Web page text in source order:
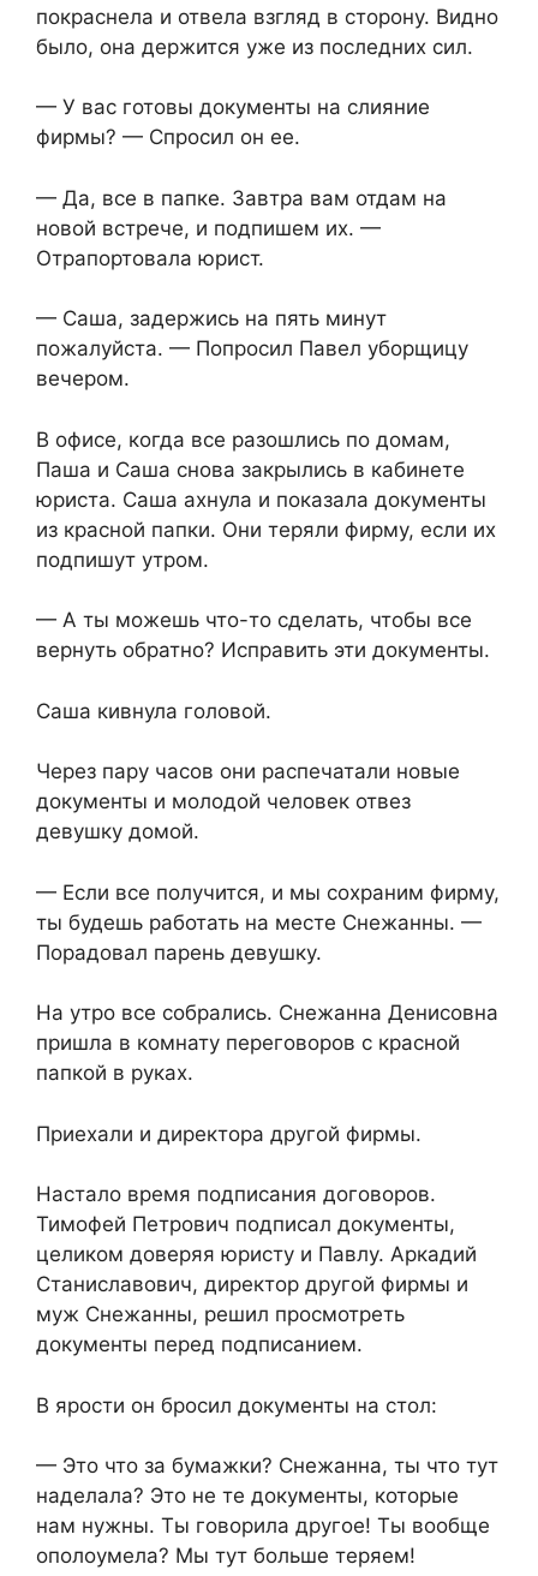
покраснела и отвела взгляд в сторону. Видно
было, она держится уже из последних сил.
— У вас готовы документы на слияние
фирмы? — Спросил он ее.
— Да, все в папке. Завтра вам отдам на
новой встрече, и подпишем их. —
Отрапортовала юрист.
— Саша, задержись на пять минут
пожалуйста. — Попросил Павел уборщицу
вечером.
В офисе, когда все разошлись по домам,
Паша и Саша снова закрылись в кабинете
юриста. Саша ахнула и показала документы
из красной папки. Они теряли фирму, если их
подпишут утром.
— А ты можешь что-то сделать, чтобы все
вернуть обратно? Исправить эти документы.
Саша кивнула головой.
Через пару часов они распечатали новые
документы и молодой человек отвез
девушку домой.
— Если все получится, и мы сохраним фирму,
ты будешь работать на месте Снежанны. —
Порадовал парень девушку.
На утро все собрались. Снежанна Денисовна
пришла в комнату переговоров с красной
папкой в руках.
Приехали и директора другой фирмы.
Настало время подписания договоров.
Тимофей Петрович подписал документы,
целиком доверяя юристу и Павлу. Аркадий
Станиславович, директор другой фирмы и
муж Снежанны, решил просмотреть
документы перед подписанием.
В ярости он бросил документы на стол:
— Это что за бумажки? Снежанна, ты что тут
наделала? Это не те документы, которые
нам нужны. Ты говорила другое! Ты вообще
ополоумела? Мы тут больше теряем!